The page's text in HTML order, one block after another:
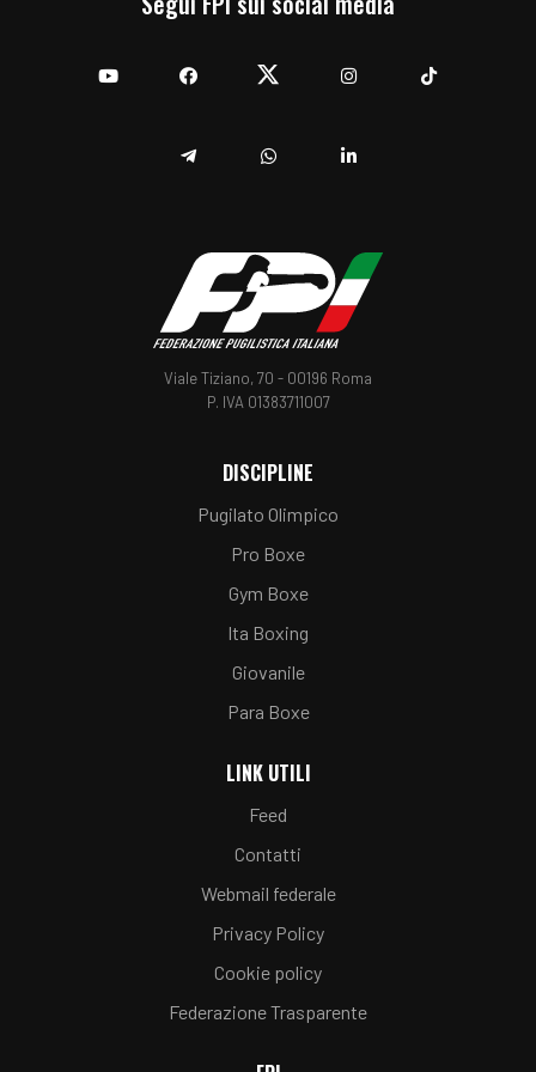
Viale Tiziano, 70 - 00196 Roma
P. IVA 01383711007
DISCIPLINE
Pugilato Olimpico
Pro Boxe
Gym Boxe
Ita Boxing
Giovanile
Para Boxe
LINK UTILI
Feed
Contatti
Webmail federale
Privacy Policy
Cookie policy
Federazione Trasparente